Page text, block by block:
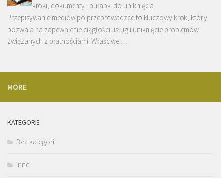
kroki, dokumenty i pułapki do uniknięcia
Przepisywanie mediów po przeprowadzce to kluczowy krok, który
pozwala na zapewnienie ciągłości usług i uniknięcie problemów
związanych z płatnościami. Właściwe …
MORE
KATEGORIE
Bez kategorii
Inne